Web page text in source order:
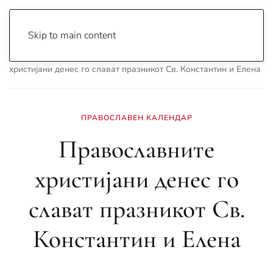
Skip to main content
христијани денес го слават празникот Св. Константин и Елена
ПРАВОСЛАВЕН КАЛЕНДАР
Православните
христијани денес го
слават празникот Св.
Константин и Елена